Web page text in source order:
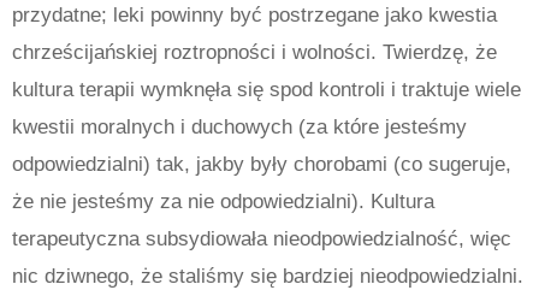
przydatne; leki powinny być postrzegane jako kwestia
chrześcijańskiej roztropności i wolności. Twierdzę, że
kultura terapii wymknęła się spod kontroli i traktuje wiele
kwestii moralnych i duchowych (za które jesteśmy
odpowiedzialni) tak, jakby były chorobami (co sugeruje,
że nie jesteśmy za nie odpowiedzialni). Kultura
terapeutyczna subsydiowała nieodpowiedzialność, więc
nic dziwnego, że staliśmy się bardziej nieodpowiedzialni.